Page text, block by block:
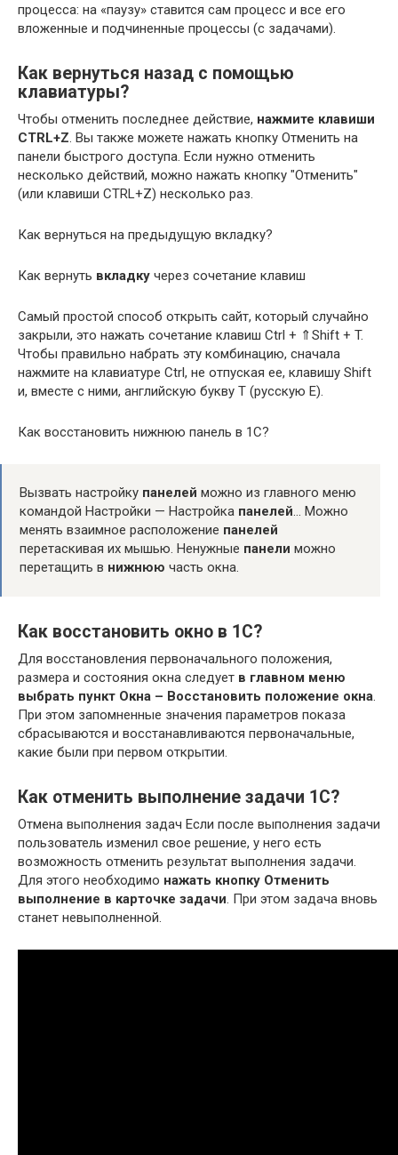
процесса: на «паузу» ставится сам процесс и все его
вложенные и подчиненные процессы (с задачами).
Как вернуться назад с помощью
клавиатуры?
Чтобы отменить последнее действие, нажмите клавиши
CTRL+Z . Вы также можете нажать кнопку Отменить на
панели быстрого доступа. Если нужно отменить
несколько действий, можно нажать кнопку "Отменить"
(или клавиши CTRL+Z) несколько раз.
Как вернуться на предыдущую вкладку?
Как вернуть вкладку через сочетание клавиш
Самый простой способ открыть сайт, который случайно
закрыли, это нажать сочетание клавиш Ctrl + ⇑Shift + T.
Чтобы правильно набрать эту комбинацию, сначала
нажмите на клавиатуре Ctrl, не отпуская ее, клавишу Shift
и, вместе с ними, английскую букву T (русскую Е).
Как восстановить нижнюю панель в 1С?
Вызвать настройку панелей можно из главного меню
командой Настройки — Настройка панелей … Можно
менять взаимное расположение панелей
перетаскивая их мышью. Ненужные панели можно
перетащить в нижнюю часть окна.
Как восстановить окно в 1С?
Для восстановления первоначального положения,
размера и состояния окна следует в главном меню
выбрать пункт Окна – Восстановить положение окна
При этом запомненные значения параметров показа
сбрасываются и восстанавливаются первоначальные,
какие были при первом открытии.
Как отменить выполнение задачи 1С?
Отмена выполнения задач Если после выполнения задачи
пользователь изменил свое решение, у него есть
возможность отменить результат выполнения задачи.
Для этого необходимо нажать кнопку Отменить
выполнение в карточке задачи . При этом задача вновь
станет невыполненной.